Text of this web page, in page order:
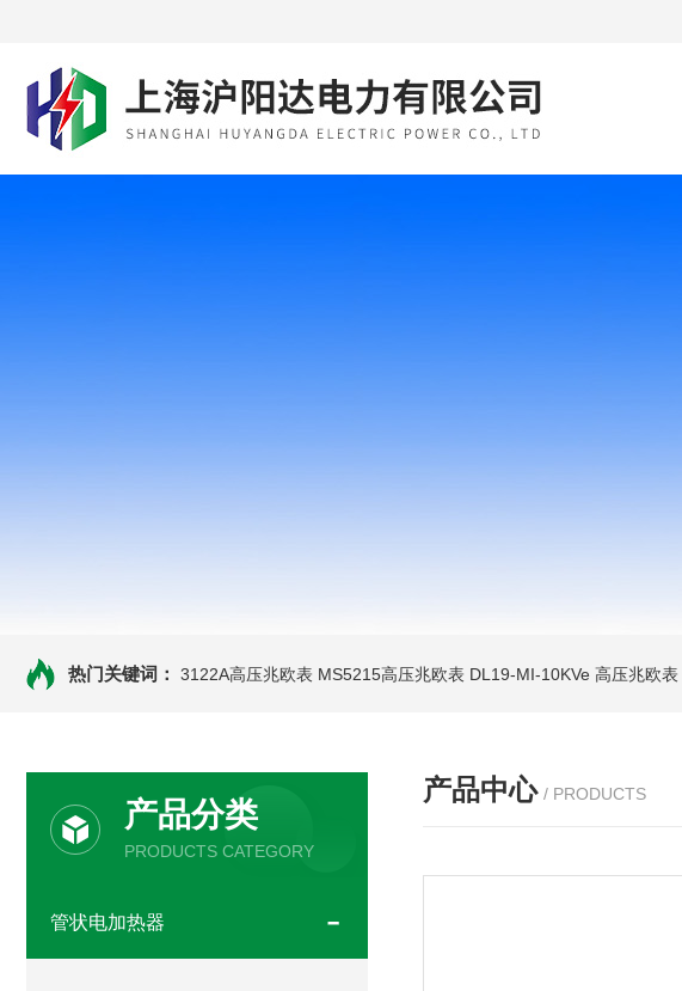
热门关键词： 3122A高压兆欧表 MS5215高压兆欧表 DL19-MI-10KVe 高压兆欧表
产品分类
PRODUCTS CATEGORY
管状电加热器
产品中心 / PRODUCTS